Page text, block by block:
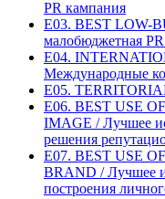
PR кампания
E03. BEST LOW-
малобюджетная
E04.
Международные
E05.
E06. BEST USE
IMAGE / Лучшее
решения
E07. BEST USE
BRAND / Лучшее
построения